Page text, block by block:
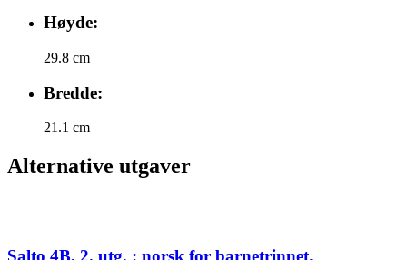
Høyde:
29.8 cm
Bredde:
21.1 cm
Alternative utgaver
Salto 4B, 2. utg. : norsk for barnetrinnet.